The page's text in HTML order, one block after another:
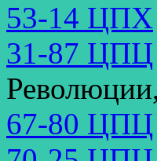
53-14 ЦПХ
31-87 ЦПЦ
67-80 ЦПЦ